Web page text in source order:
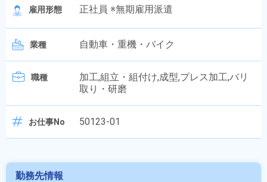
雇用形態 正社員 ※無期雇用派遣
業種 自動車・重機・バイク
職種
加工,組立・組付け,成型,プレス加工,バリ
取り・研磨
お仕事No 50123-01
勤務先情報